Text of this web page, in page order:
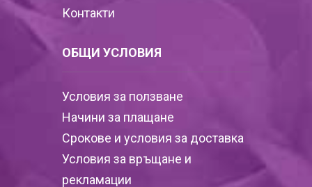
Контакти
ОБЩИ УСЛОВИЯ
Условия за ползване
Начини за плащане
Срокове и условия за доставка
Условия за връщане и
рекламации